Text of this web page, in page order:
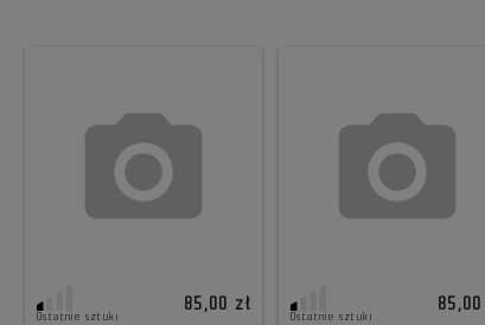
Ostatnie sztuki
85,00 zł
Ostatnie sztuki
85,00